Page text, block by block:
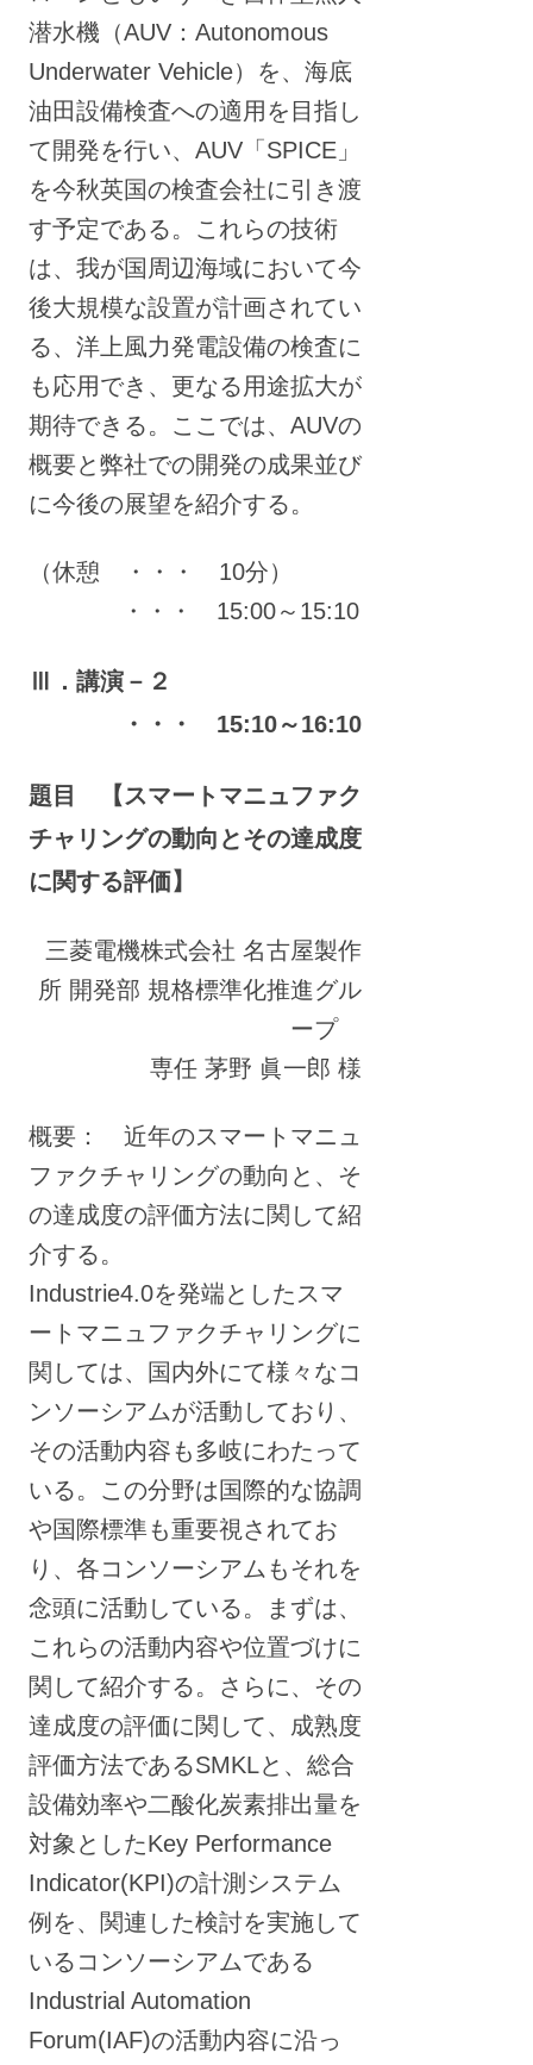
潜水機（AUV：Autonomous
Underwater Vehicle）を、海底
油田設備検査への適用を目指し
て開発を行い、AUV「SPICE」
を今秋英国の検査会社に引き渡
す予定である。これらの技術
は、我が国周辺海域において今
後大規模な設置が計画されてい
る、洋上風力発電設備の検査に
も応用でき、更なる用途拡大が
期待できる。ここでは、AUVの
概要と弊社での開発の成果並び
に今後の展望を紹介する。
（休憩 ・・・ 10分）
・・・ 15:00～15:10
Ⅲ．講演－２
・・・ 15:10～16:10
題目 【スマートマニュファク
チャリングの動向とその達成度
に関する評価】
三菱電機株式会社 名古屋製作
所 開発部 規格標準化推進グル
ープ
専任 茅野 眞一郎 様
概要： 近年のスマートマニュ
ファクチャリングの動向と、そ
の達成度の評価方法に関して紹
介する。
Industrie4.0を発端としたスマ
ートマニュファクチャリングに
関しては、国内外にて様々なコ
ンソーシアムが活動しており、
その活動内容も多岐にわたって
いる。この分野は国際的な協調
や国際標準も重要視されてお
り、各コンソーシアムもそれを
念頭に活動している。まずは、
これらの活動内容や位置づけに
関して紹介する。さらに、その
達成度の評価に関して、成熟度
評価方法であるSMKLと、総合
設備効率や二酸化炭素排出量を
対象としたKey Performance
Indicator(KPI)の計測システム
例を、関連した検討を実施して
いるコンソーシアムである
Industrial Automation
Forum(IAF)の活動内容に沿っ